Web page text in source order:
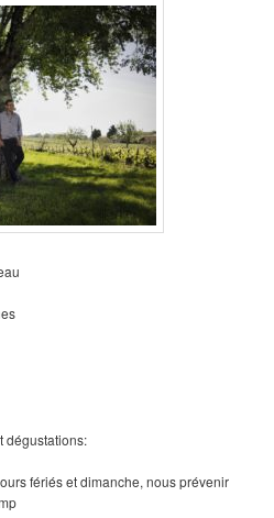
dégustations:
fériés et dimanche, nous prévenir